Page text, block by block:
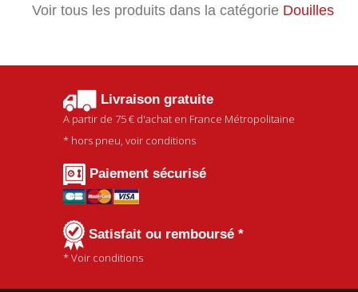
Voir tous les produits dans la catégorie Douilles
Livraison gratuite
A partir de 75 € d'achat en France Métropolitaine
* hors pneu, voir conditions
Paiement sécurisé
Satisfait ou remboursé *
* Voir conditions